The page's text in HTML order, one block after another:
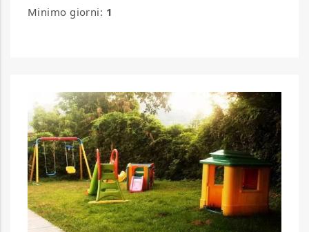
Minimo giorni: 1